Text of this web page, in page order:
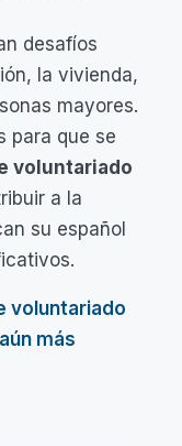
desafíos
la vivienda,
mayores.
para que se
voluntariado
a la
su español
voluntariado
más